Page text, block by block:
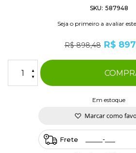
SKU 587948
Seja o primeiro a avaliar
R$
R$ 898,48
Em estoque
Marcar como
Frete